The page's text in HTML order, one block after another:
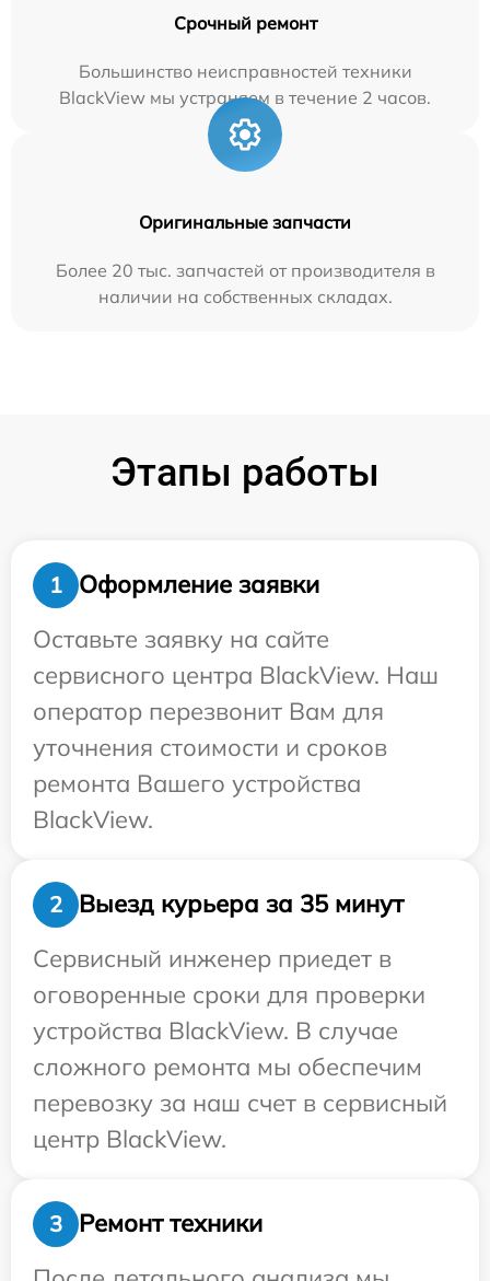
Срочный ремонт
Большинство неисправностей техники
BlackView мы устраняем в течение 2 часов.
Оригинальные запчасти
Более 20 тыс. запчастей от производителя в
наличии на собственных складах.
Этапы работы
1
Оформление заявки
Оставьте заявку на сайте
сервисного центра BlackView. Наш
оператор перезвонит Вам для
уточнения стоимости и сроков
ремонта Вашего устройства
BlackView.
2
Выезд курьера за 35 минут
Сервисный инженер приедет в
оговоренные сроки для проверки
устройства BlackView. В случае
сложного ремонта мы обеспечим
перевозку за наш счет в сервисный
центр BlackView.
3
Ремонт техники